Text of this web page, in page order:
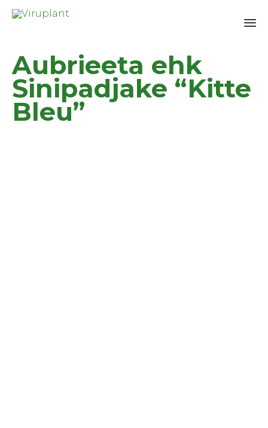
Aubrieeta ehk
Sinipadjake “Kitte
Bleu”